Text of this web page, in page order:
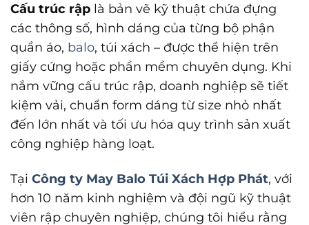
Cấu trúc rập là bản vẽ kỹ thuật chứa đựng
các thông số, hình dáng của từng bộ phận
quần áo, balo, túi xách – được thể hiện trên
giấy cứng hoặc phần mềm chuyên dụng. Khi
nắm vững cấu trúc rập, doanh nghiệp sẽ tiết
kiệm vải, chuẩn form dáng từ size nhỏ nhất
đến lớn nhất và tối ưu hóa quy trình sản xuất
công nghiệp hàng loạt.
Tại Công ty May Balo Túi Xách Hợp Phát, với
hơn 10 năm kinh nghiệm và đội ngũ kỹ thuật
viên rập chuyên nghiệp, chúng tôi hiểu rằng